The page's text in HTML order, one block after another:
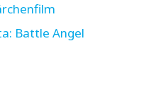
Battle Angel